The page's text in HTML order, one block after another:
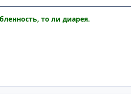
то ли диарея.